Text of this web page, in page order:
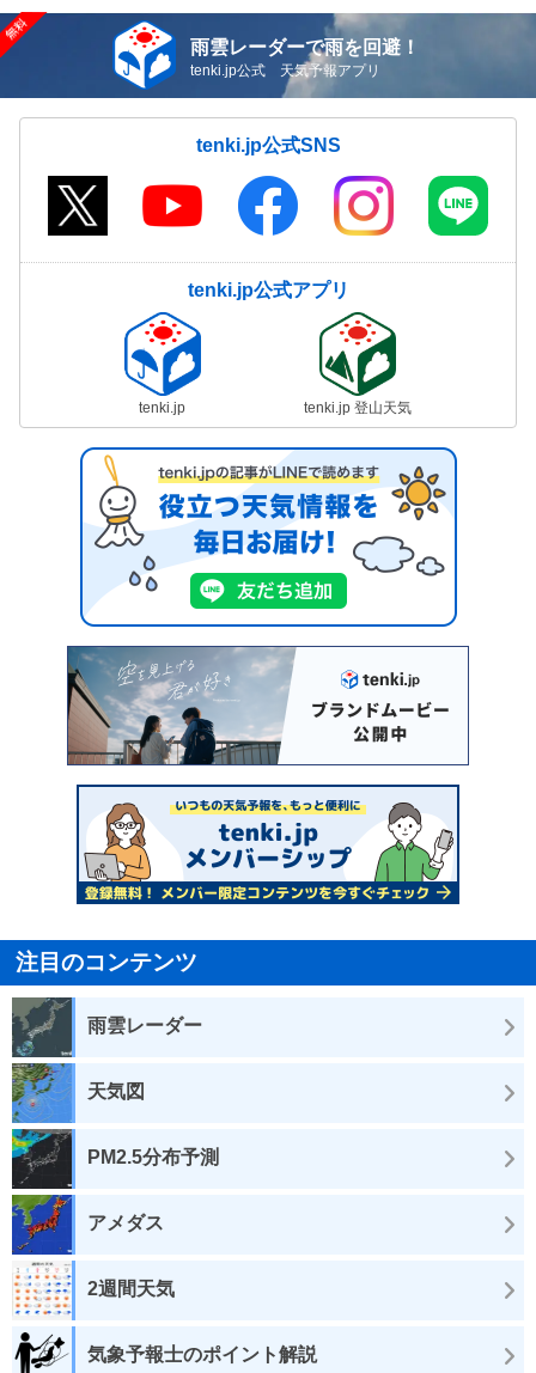
雨雲レーダーで雨を回避！
tenki.jp公式 天気予報アプリ
tenki.jp公式SNS
tenki.jp公式アプリ
tenki.jp tenki.jp 登山天気
注目のコンテンツ
雨雲レーダー
天気図
PM2.5分布予測
アメダス
2週間天気
気象予報士のポイント解説